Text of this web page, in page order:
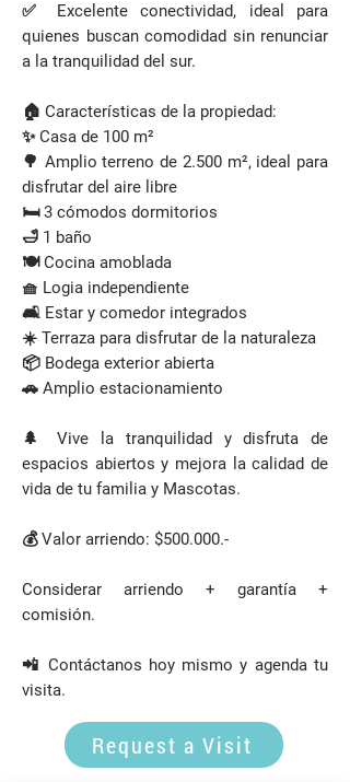
✅ Excelente conectividad, ideal para
quienes buscan comodidad sin renunciar
a la tranquilidad del sur.
🏠 Características de la propiedad:
✨ Casa de 100 m²
🌳 Amplio terreno de 2.500 m², ideal para
disfrutar del aire libre
🛏️ 3 cómodos dormitorios
🛁 1 baño
🍽️ Cocina amoblada
🧺 Logia independiente
🛋️ Estar y comedor integrados
☀️ Terraza para disfrutar de la naturaleza
📦 Bodega exterior abierta
🚗 Amplio estacionamiento
🌲 Vive la tranquilidad y disfruta de
espacios abiertos y mejora la calidad de
vida de tu familia y Mascotas.
💰 Valor arriendo: $500.000.-
Considerar arriendo + garantía +
comisión.
📲 Contáctanos hoy mismo y agenda tu
visita.
Request a Visit